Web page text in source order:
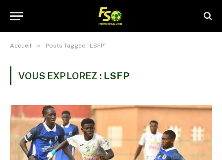
Accueil » Posts Tagged "LSFP"
VOUS EXPLOREZ : LSFP